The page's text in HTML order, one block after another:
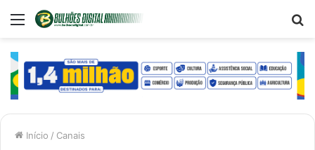
Menu
Início / Canais